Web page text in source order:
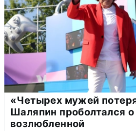
«Четырех мужей
Шаляпин проболтался о
возлюбленной